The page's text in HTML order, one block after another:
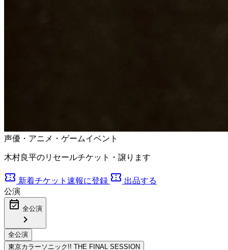
声優・アニメ・ゲームイベント
木村良平のリセールチケット・譲ります
confirmation_number 新着チケット速報に登録 confirmation_number 出品する
公演
event_available 全公演
chevron_right